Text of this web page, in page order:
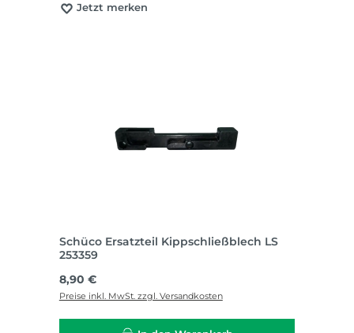
Jetzt merken
Schüco Ersatzteil Kippschließblech LS
253359
Regulärer Preis:
8,90 €
Preise inkl. MwSt. zzgl. Versandkosten